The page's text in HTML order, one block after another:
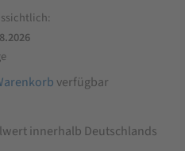
verfügbar
innerhalb Deutschlands